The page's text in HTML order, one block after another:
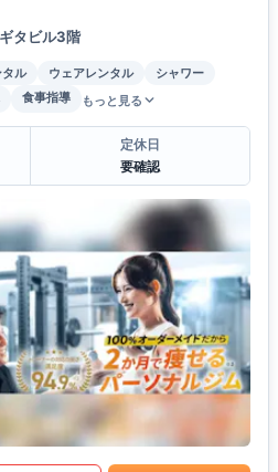
タビル3階
ル ウェアレンタル
シャワー
食事指導 もっと見る
定休日
要確認